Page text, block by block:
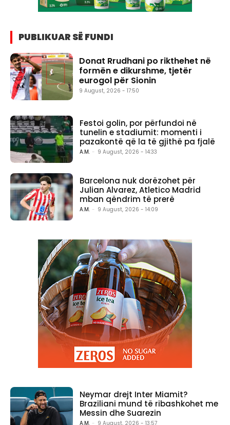
PUBLIKUAR SË FUNDI
Donat Rrudhani po rikthehet në
formën e dikurshme, tjetër
eurogol për Sionin
9 August, 2026 - 17:50
Festoi golin, por përfundoi në
tunelin e stadiumit: momenti i
pazakontë që la të gjithë pa fjalë
A.M. - 9 August, 2026 - 14:33
Barcelona nuk dorëzohet për
Julian Alvarez, Atletico Madrid
mban qëndrim të prerë
A.M. - 9 August, 2026 - 14:09
Neymar drejt Inter Miamit?
Braziliani mund të ribashkohet me
Messin dhe Suarezin
A.M. - 9 August, 2026 - 13:57